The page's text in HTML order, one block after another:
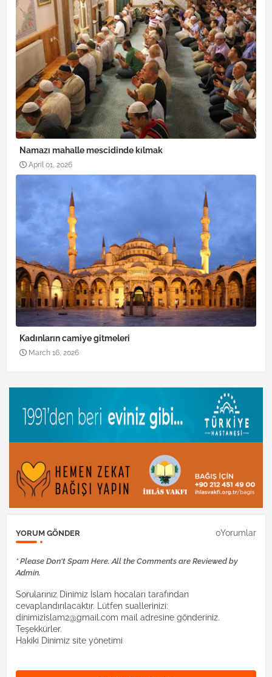
Namazı mahalle mescidinde kılmak
April 01, 2026
Kadınların camiye gitmeleri
March 16, 2026
YORUM GÖNDER 0Yorumlar
* Please Don't Spam Here. All the Comments are Reviewed by
Admin.
Sorularınız Dinimiz İslam hocaları tarafından
cevaplandırılacaktır. Lütfen suallerinizi:
dinimizislam2@gmail.com mail adresine gönderiniz.
Teşekkürler.
Hakiki Dinimiz site yönetimi